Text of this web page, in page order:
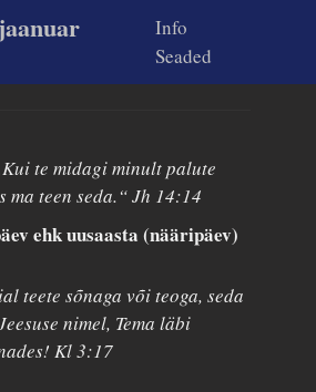
Info
Seaded
te midagi minult palute
ma teen seda.“ Jh 14:14
ehk uusaasta (nääripäev)
teete sõnaga või teoga, seda
nimel, Tema läbi
Kl 3:17